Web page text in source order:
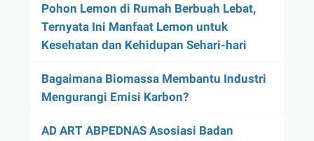
Pohon Lemon di Rumah Berbuah Lebat,
Ternyata Ini Manfaat Lemon untuk
Kesehatan dan Kehidupan Sehari-hari
Bagaimana Biomassa Membantu Industri
Mengurangi Emisi Karbon?
AD ART ABPEDNAS Asosiasi Badan